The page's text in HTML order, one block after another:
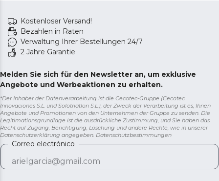
Kostenloser Versand!
Bezahlen in Raten
Verwaltung Ihrer Bestellungen 24/7
2 Jahre Garantie
Melden Sie sich für den Newsletter an, um exklusive
Angebote und Werbeaktionen zu erhalten.
*Der Inhaber der Datenverarbeitung ist die Cecotec-Gruppe (Cecotec
Innovaciones S.L. und Solotriatlon S.L.), der Zweck der Verarbeitung ist es, Ihnen
Angebote und Promotionen von den Unternehmen der Gruppe zu senden. Die
Legitimationsgrundlage ist die ausdrückliche Zustimmung, und Sie haben das
Recht auf Zugang, Berichtigung, Löschung und andere Rechte, wie in unserer
Datenschutzerklärung angegeben. Datenschutzbestimmungen
Correo electrónico